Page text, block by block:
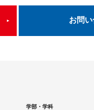
お問
学部・学科